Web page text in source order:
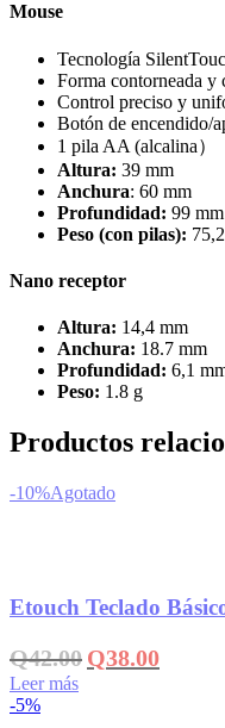
Mouse
Tecnología
Forma contorneada y
Control preciso y
Botón de encendido/
1 pila AA (alcalina）
Altura: 39 mm
Anchura: 60 mm
Profundidad: 99 mm
Peso (con pilas):
Nano receptor
Altura: 14,4 mm
Anchura: 18.7 mm
Profundidad: 6,1
Peso: 1.8 g
Productos
-10%Agotado
Etouch Teclado
Q42.00 El
precio
Q38.00El
precio
Leer más
-5%